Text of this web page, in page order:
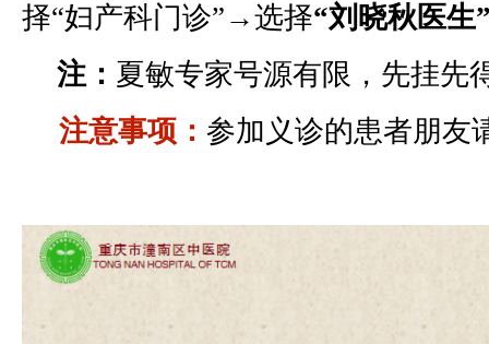
择“妇产科门诊”→选择“刘晓秋医生
注： 夏敏专家号源有限，先挂先
注意事项：参加义诊的患者朋友